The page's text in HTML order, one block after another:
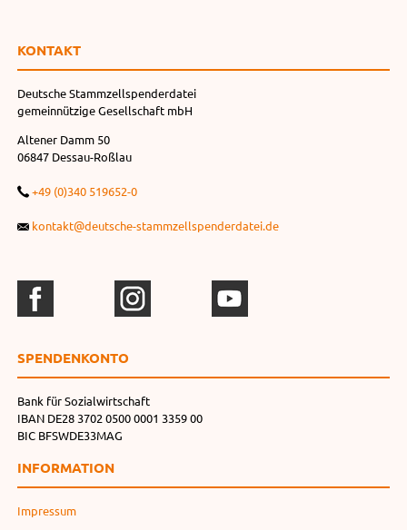
KONTAKT
Deutsche Stammzellspenderdatei
gemeinnützige Gesellschaft mbH
Altener Damm 50
06847 Dessau-Roßlau
+49 (0)340 519652-0
kontakt@deutsche-stammzellspenderdatei.de
SPENDEN­KONTO
Bank für Sozialwirtschaft
IBAN DE28 3702 0500 0001 3359 00
BIC BFSWDE33MAG
INFORMATION
Impressum